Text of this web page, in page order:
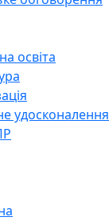
освіта
удосконалення